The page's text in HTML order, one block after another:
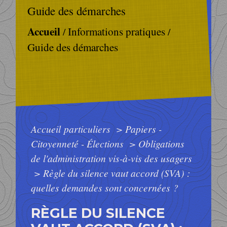
Guide des démarches
Accueil/Informations pratiques/
Guide des démarches
Accueil particuliers> Papiers -
Citoyenneté - Élections> Obligations
de l'administration vis-à-vis des usagers
> Règle du silence vaut accord (SVA) :
quelles demandes sont concernées ?
RÈGLE DU SILENCE